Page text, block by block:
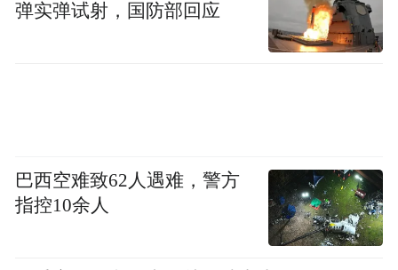
弹实弹试射，国防部回应
巴西空难致62人遇难，警方
指控10余人